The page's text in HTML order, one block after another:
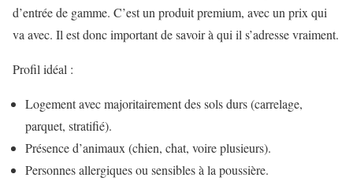
d’entrée de gamme. C’est un produit premium, avec un prix qui
va avec. Il est donc important de savoir à qui il s’adresse vraiment.
Profil idéal :
Logement avec majoritairement des sols durs (carrelage,
parquet, stratifié).
Présence d’animaux (chien, chat, voire plusieurs).
Personnes allergiques ou sensibles à la poussière.